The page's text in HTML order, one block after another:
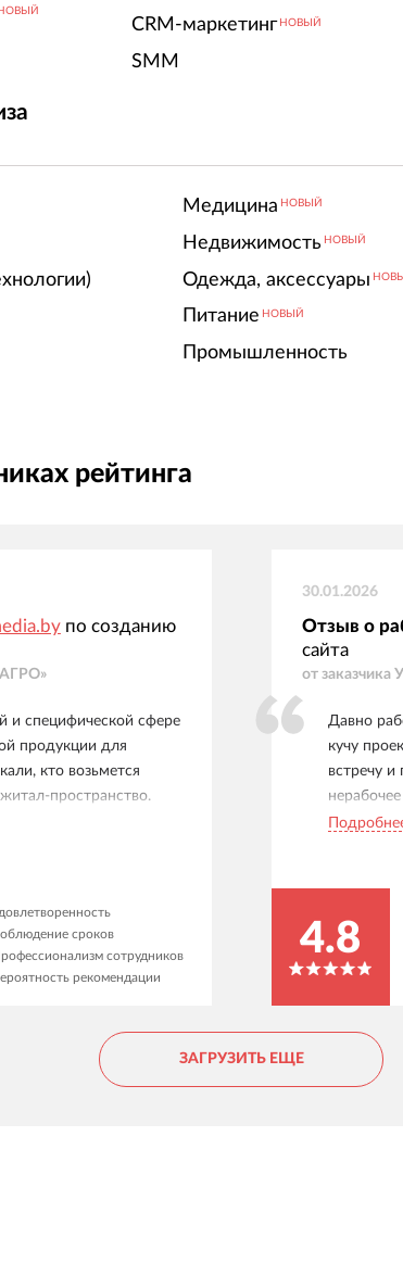
НОВЫЙ
CRM-маркетинг НОВЫЙ
SMM
Медицина НОВЫЙ
Недвижимость НОВЫЙ
Одежда, аксессуары
Питание НОВЫЙ
Промышленность
рейтинга
по созданию
и специфической сфере
продукции для
кто возьмется
пространство.
прогадали. Ребята
находят нас не
но и по
Мы видим, что
сроков
сотрудников
рекомендации
30.01.2026
Отзыв о
сайта
от заказчика
Давно
кучу
встречу
лучшая,
4.8
ЗАГРУЗИТЬ ЕЩЕ